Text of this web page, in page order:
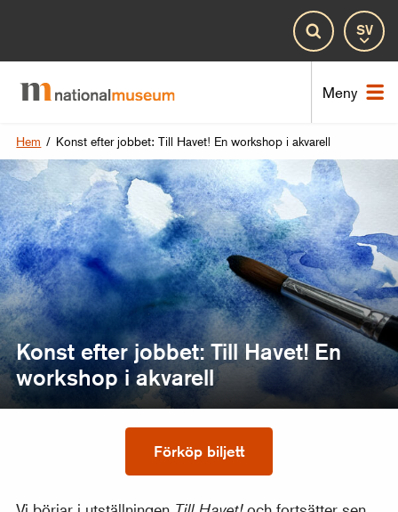
Meny
Sök
Hem / Konst efter jobbet: Till Havet! En workshop i akvarell
Konst efter jobbet: Till Havet! En
workshop i akvarell
Förköp biljett